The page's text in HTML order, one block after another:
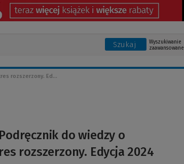
Szukaj
Wyszukiwanie
zaawansowane
rozszerzony. Ed...
do wiedzy o
rozszerzony. Edycja 2024